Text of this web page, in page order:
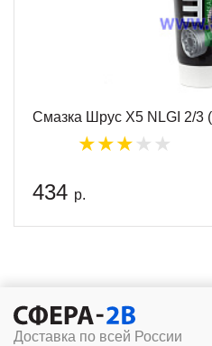
Смазка Шрус X5 NLGI 2/3
434 р.
Доставка по всей России